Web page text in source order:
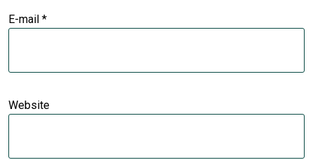
E-mail *
Website